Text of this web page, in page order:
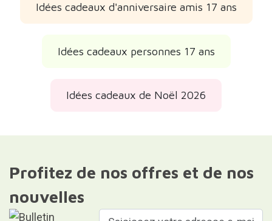
Idées cadeaux d'anniversaire amis 17 ans
Idées cadeaux personnes 17 ans
Idées cadeaux de Noël 2026
Profitez de nos offres et de nos
nouvelles